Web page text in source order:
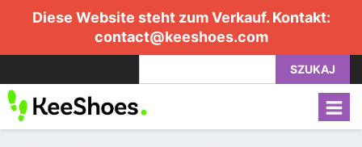
Diese Website steht zum Verkauf. Kontakt:
contact@keeshoes.com
SZUKAJ